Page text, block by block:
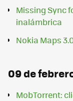
Missing Sync
inalámbrica
Nokia Maps
09 de
MobTorrent: